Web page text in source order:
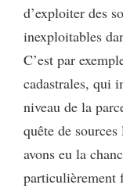
d’exploiter des
inexploitables
C’est par
cadastrales, qui
niveau de la
quête de
avons eu la